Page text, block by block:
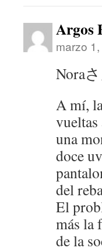
Argos
marzo
Nora
A mí,
una
doce
del
El
más la
de la